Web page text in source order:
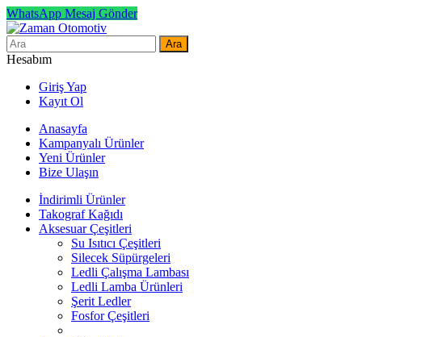
WhatsApp Mesaj Gönder
Ara
Hesabım
Giriş Yap
Kayıt Ol
Anasayfa
Kampanyalı Ürünler
Yeni Ürünler
Bize Ulaşın
İndirimli Ürünler
Takograf Kağıdı
Aksesuar Çeşitleri
Su Isıtıcı Çeşitleri
Silecek Süpürgeleri
Ledli Çalışma Lambası
Ledli Lamba Ürünleri
Şerit Ledler
Fosfor Çeşitleri